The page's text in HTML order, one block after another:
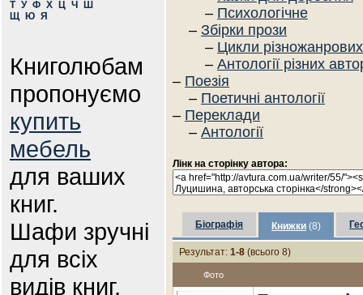
Т У Ф Х Ц Ч
Ш
Щ
Ю Я
Книголюбам
пропонуємо
купить
мебель
для ваших
книг.
Шафи зручні
для всіх
видів книг,
– Психологічне
– Збірки прози
– Цикли
– Антології різних
– Поезія
– Поетичні антології
– Переклади
– Антології
Лінк на сторінку автора:
Біографія Книжки (8)
Результат: 1-8 (всього 8)
Фото